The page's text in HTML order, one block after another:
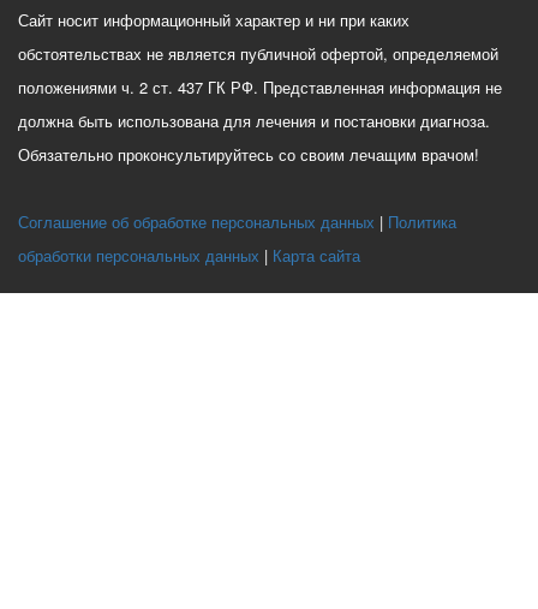
Сайт носит информационный характер и ни при каких
обстоятельствах не является публичной офертой, определяемой
положениями ч. 2 ст. 437 ГК РФ. Представленная информация не
должна быть использована для лечения и постановки диагноза.
Обязательно проконсультируйтесь со своим лечащим врачом!
Соглашение об обработке персональных данных
Политика
обработки персональных данных
Карта сайта